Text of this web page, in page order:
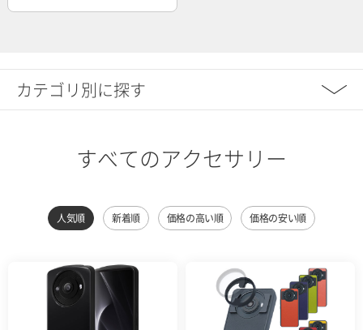
カテゴリ別に探す
すべてのアクセサリー
人気順 新着順 価格の高い順 価格の安い順